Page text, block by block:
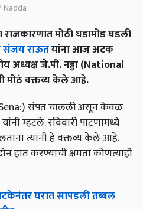
Nadda
राजकारणात मोठी घडामोड घडली
संजय राऊतयांना आज अटक
अध्यक्ष जे.पी. नड्डा (National
मोठं वक्तव्य केले आहे.
Sena:) संपत चालली असून केवळ
म्हटले. रविवारी पाटणामध्ये
त्यांनी हे वक्तव्य केले आहे.
हात करण्याची क्षमता कोणत्याही
घरात सापडली तब्बल